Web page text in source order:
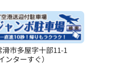
滑市多屋字十部11-1
ンターすぐ）